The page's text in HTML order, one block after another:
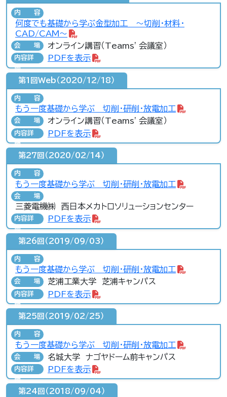
内容
何度でも基礎から学ぶ金型加工 ～切削・材料・
CAD/CAM～
会場 オンライン講習（Teams' 会議室）
内容詳
細
PDFを表示
第1回Web（2020/12/18）
内容
もう一度基礎から学ぶ 切削・研削・放電加工
会場 オンライン講習（Teams' 会議室）
内容詳
細
PDFを表示
第27回（2020/02/14）
内容
もう一度基礎から学ぶ 切削・研削・放電加工
会場
三菱電機㈱ 西日本メカトロソリューションセンター
内容詳
細
PDFを表示
第26回（2019/09/03）
内容
もう一度基礎から学ぶ 切削・研削・放電加工
会場 芝浦工業大学 芝浦キャンパス
内容詳
細
PDFを表示
第25回（2019/02/25）
内容
もう一度基礎から学ぶ 切削・研削・放電加工
会場 名城大学 ナゴヤドーム前キャンパス
内容詳
細
PDFを表示
第24回（2018/09/04）